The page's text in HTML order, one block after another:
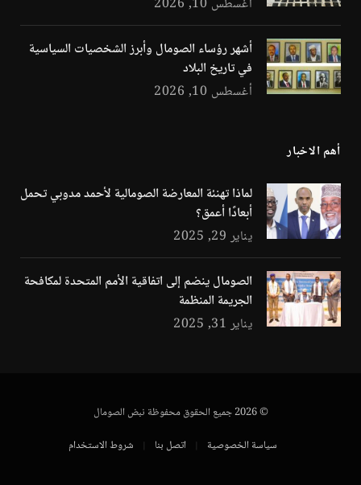
أشهر رؤساء الصومال وأبرز الشخصيات السياسية
في تاريخ البلاد
أغسطس 10, 2026
أهم الاخبار
لماذا تهنئة المعارضة الصومالية لأحمد مدوبي تحمل
أبعادًا أعمق؟
يناير 29, 2025
الصومال ينضم إلى اتفاقية الأمم المتحدة لمكافحة
الجريمة المنظمة
يناير 31, 2025
© 2026 جميع الحقوق محفوظة نبض الصومال
سياسة الخصوصية
اتصل بنا شروط الاستخدام